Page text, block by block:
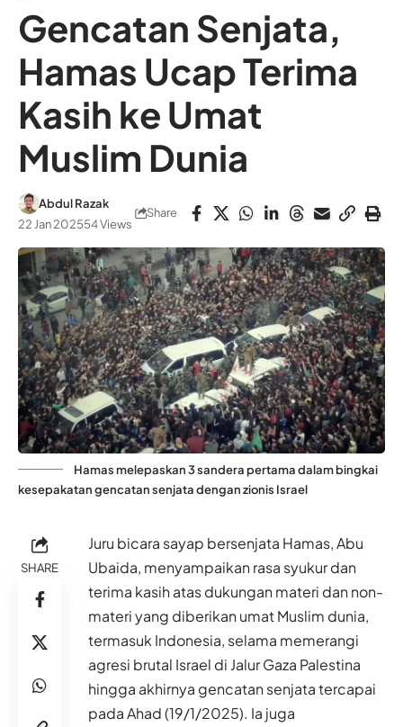
Gencatan Senjata,
Hamas Ucap Terima
Kasih ke Umat
Muslim Dunia
Abdul Razak
22 Jan 202554 Views
Share
Hamas melepaskan 3 sandera pertama dalam bingkai
kesepakatan gencatan senjata dengan zionis Israel
SHARE
Juru bicara sayap bersenjata Hamas, Abu
Ubaida, menyampaikan rasa syukur dan
terima kasih atas dukungan materi dan non-
materi yang diberikan umat Muslim dunia,
termasuk Indonesia, selama memerangi
agresi brutal Israel di Jalur Gaza Palestina
hingga akhirnya gencatan senjata tercapai
pada Ahad (19/1/2025). Ia juga